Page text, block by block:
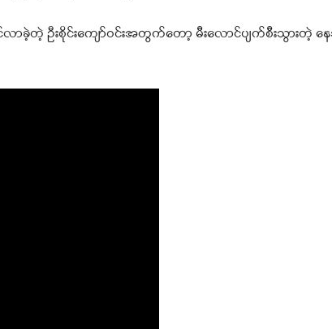
လာခဲ့တဲ့ ဦးစိုင်းကျော်ဝင်းအတွက်တော့ မီးလောင်ပျက်စီးသွားတဲ့